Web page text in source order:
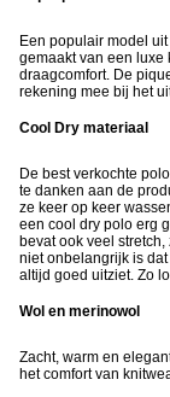
Een populair model
gemaakt van een luxe
draagcomfort. De
rekening mee bij het
Cool Dry materiaal
De best verkochte
te danken aan de
ze keer op keer
een cool dry polo erg
bevat ook veel
niet onbelangrijk is
altijd goed uitziet. Zo
Wol en merinowol
Zacht, warm en
het comfort van